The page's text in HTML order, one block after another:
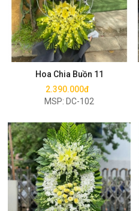
Hoa Chia Buồn 11
2.390.000đ
MSP: DC-102
Mua ngay